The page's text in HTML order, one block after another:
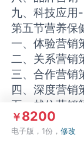
九、科技应
第五节营养保
一、体验营销
二、关系营销
三、合作营销
四、深度营销
五、越位营销
六、文化营销
七、一对一营
￥8200
电子版，1份，修改